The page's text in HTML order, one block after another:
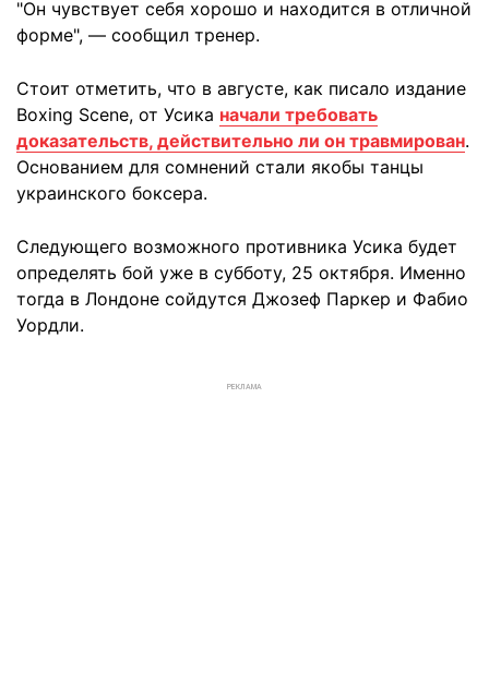
"Он чувствует себя хорошо и находится в отличной
форме", — сообщил тренер.
Стоит отметить, что в августе, как писало издание
Boxing Scene, от Усика начали требовать
доказательств, действительно ли он травмирован.
Основанием для сомнений стали якобы танцы
украинского боксера.
Следующего возможного противника Усика будет
определять бой уже в субботу, 25 октября. Именно
тогда в Лондоне сойдутся Джозеф Паркер и Фабио
Уордли.
РЕКЛАМА